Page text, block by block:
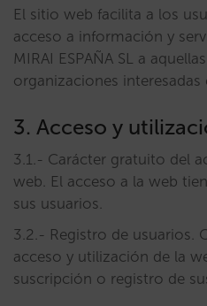
El sitio web facilita a los
acceso a información y
MIRAI ESPAÑA SL a
organizaciones
3. Acceso y
3.1.- Carácter gratuito del
web. El acceso a la web
sus usuarios.
3.2.- Registro de usuarios.
acceso y utilización de la
suscripción o registro de